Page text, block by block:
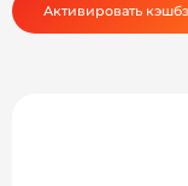
Активировать